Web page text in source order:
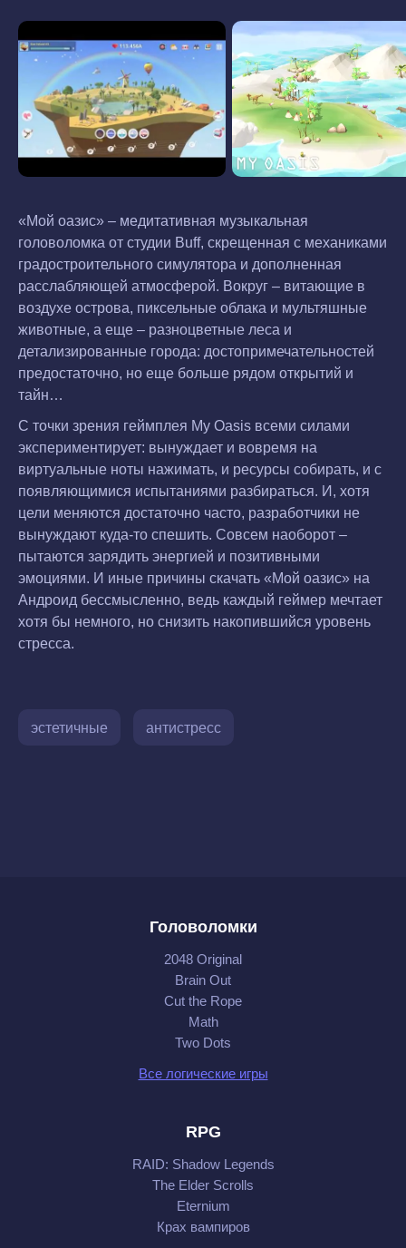
«Мой оазис» – медитативная музыкальная
головоломка от студии Buff, скрещенная с механиками
градостроительного симулятора и дополненная
расслабляющей атмосферой. Вокруг – витающие в
воздухе острова, пиксельные облака и мультяшные
животные, а еще – разноцветные леса и
детализированные города: достопримечательностей
предостаточно, но еще больше рядом открытий и
тайн…
С точки зрения геймплея My Oasis всеми силами
экспериментирует: вынуждает и вовремя на
виртуальные ноты нажимать, и ресурсы собирать, и с
появляющимися испытаниями разбираться. И, хотя
цели меняются достаточно часто, разработчики не
вынуждают куда-то спешить. Совсем наоборот –
пытаются зарядить энергией и позитивными
эмоциями. И иные причины скачать «Мой оазис» на
Андроид бессмысленно, ведь каждый геймер мечтает
хотя бы немного, но снизить накопившийся уровень
стресса.
эстетичные антистресс
Головоломки
2048 Original
Brain Out
Cut the Rope
Math
Two Dots
Все логические игры
RPG
RAID: Shadow Legends
The Elder Scrolls
Eternium
Крах вампиров